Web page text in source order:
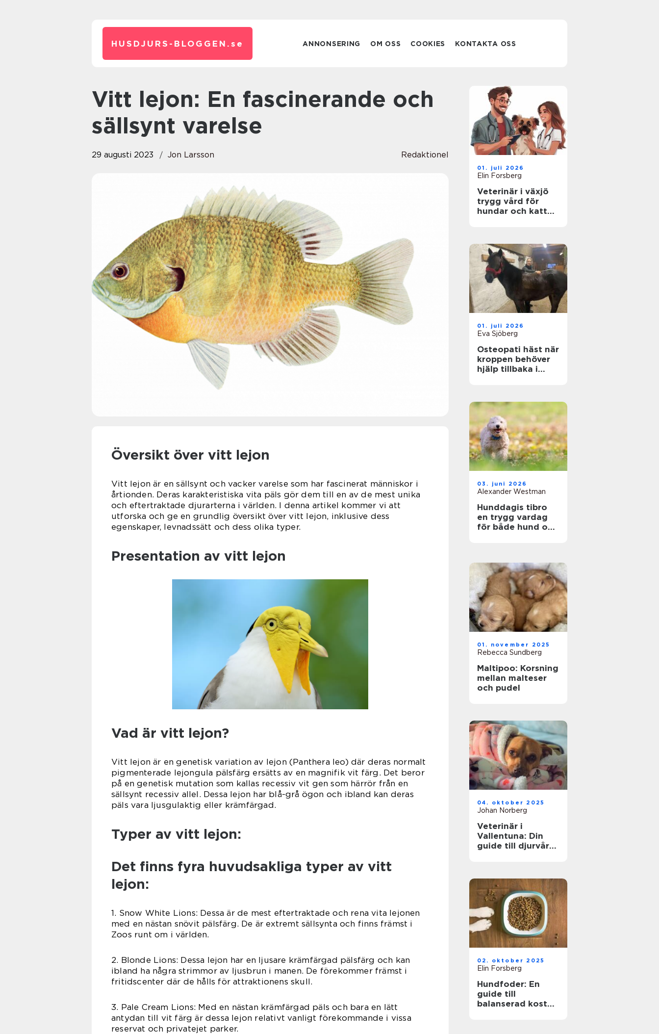
HUSDJURS-BLOGGEN. se ANNONSERING OM OSS COOKIES KONTAKTA OSS
Vitt lejon: En fascinerande och
sällsynt varelse
29 augusti 2023 Jon Larsson Redaktionel
Översikt över vitt lejon
Vitt lejon är en sällsynt och vacker varelse som har fascinerat människor i
årtionden. Deras karakteristiska vita päls gör dem till en av de mest unika
och eftertraktade djurarterna i världen. I denna artikel kommer vi att
utforska och ge en grundlig översikt över vitt lejon, inklusive dess
egenskaper, levnadssätt och dess olika typer.
Presentation av vitt lejon
Vad är vitt lejon?
Vitt lejon är en genetisk variation av lejon (Panthera leo) där deras normalt
pigmenterade lejongula pälsfärg ersätts av en magnifik vit färg. Det beror
på en genetisk mutation som kallas recessiv vit gen som härrör från en
sällsynt recessiv allel. Dessa lejon har blå-grå ögon och ibland kan deras
päls vara ljusgulaktig eller krämfärgad.
Typer av vitt lejon:
Det finns fyra huvudsakliga typer av vitt
lejon:
1. Snow White Lions: Dessa är de mest eftertraktade och rena vita lejonen
med en nästan snövit pälsfärg. De är extremt sällsynta och finns främst i
Zoos runt om i världen.
2. Blonde Lions: Dessa lejon har en ljusare krämfärgad pälsfärg och kan
ibland ha några strimmor av ljusbrun i manen. De förekommer främst i
fritidscenter där de hålls för attraktionens skull.
3. Pale Cream Lions: Med en nästan krämfärgad päls och bara en lätt
antydan till vit färg är dessa lejon relativt vanligt förekommande i vissa
reservat och privatejet parker.
01. juli 2026
Elin Forsberg
Veterinär i växjö
trygg vård för
hundar och katter
01. juli 2026
Eva Sjöberg
Osteopati häst när
kroppen behöver
hjälp tillbaka i
03. juni 2026
Alexander Westman
Hunddagis tibro
en trygg vardag
för både hund och
01. november 2025
Rebecca Sundberg
Maltipoo: Korsning
mellan malteser
och pudel
04. oktober 2025
Johan Norberg
Veterinär i
Vallentuna: Din
guide till djurvård
02. oktober 2025
Elin Forsberg
Hundfoder: En
guide till
balanserad kost